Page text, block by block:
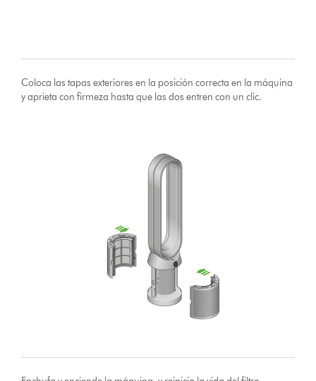
Coloca las tapas exteriores en la posición correcta en la máquina
y aprieta con firmeza hasta que las dos entren con un clic.